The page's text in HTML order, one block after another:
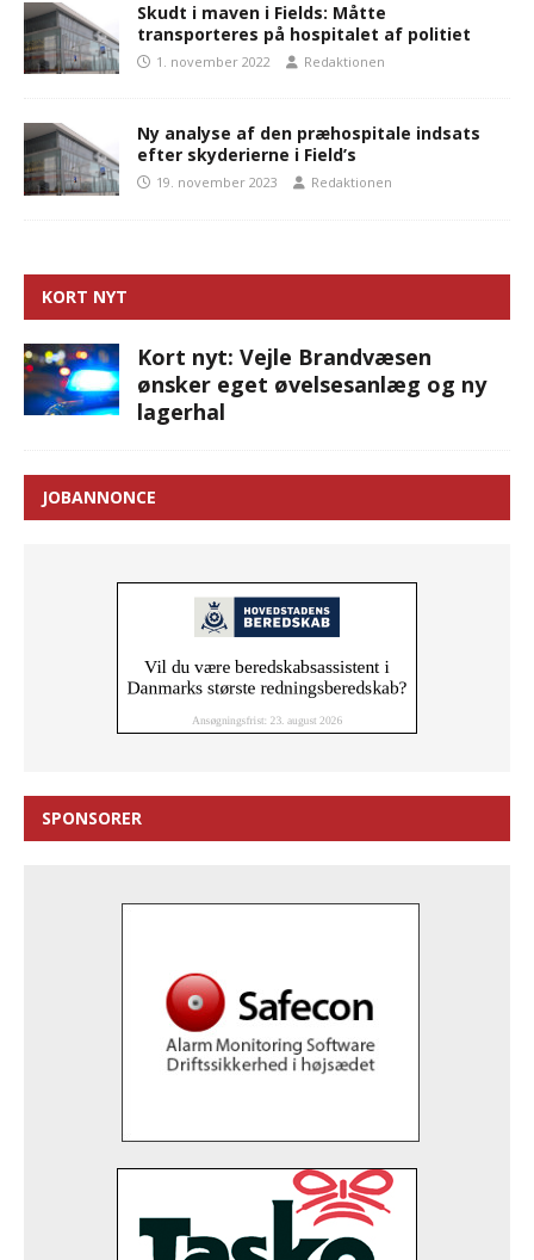
Skudt i maven i Fields: Måtte
transporteres på hospitalet af politiet
1. november 2022 Redaktionen
Ny analyse af den præhospitale indsats
efter skyderierne i Field’s
19. november 2023 Redaktionen
KORT NYT
Kort nyt: Vejle Brandvæsen
ønsker eget øvelsesanlæg og ny
lagerhal
JOBANNONCE
SPONSORER